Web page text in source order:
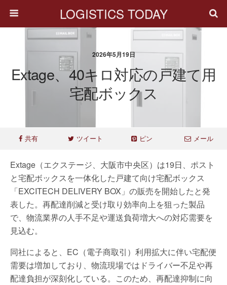
LOGISTICS TODAY
2026年5月19日
Extage、40キロ対応の戸建て用
宅配ボックス
共有 ツイート ピン メール
Extage（エクステージ、大阪市中央区）は19日、ポスト
と宅配ボックスを一体化した戸建て向け宅配ボックス
「EXCITECH DELIVERY BOX」の販売を開始したと発
表した。再配達削減と受け取り効率向上を狙った製品
で、物流業界の人手不足や運送負荷増大への対応需要を
見込む。
同社によると、EC（電子商取引）利用拡大に伴い宅配便
需要は増加しており、物流現場ではドライバー不足や再
配達負担が深刻化している。このため、再配達抑制に向